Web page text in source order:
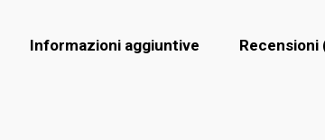
Informazioni aggiuntive Recensioni